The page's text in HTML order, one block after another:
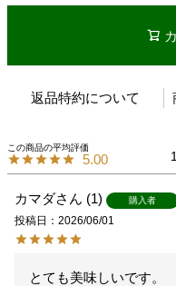
返品特約について
5.00 1
カマダ 1 購入者
投稿日
2026/06/01
とても美味しいです。